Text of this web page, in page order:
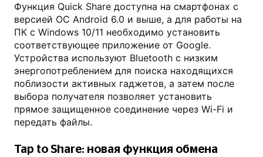
Функция Quick Share доступна на смартфонах с
версией ОС Android 6.0 и выше, а для работы на
ПК с Windows 10/11 необходимо установить
соответствующее приложение от Google.
Устройства используют Bluetooth с низким
энергопотреблением для поиска находящихся
поблизости активных гаджетов, а затем после
выбора получателя позволяет установить
прямое защищенное соединение через Wi-Fi и
передать файлы.
Tap to Share: новая функция обмена